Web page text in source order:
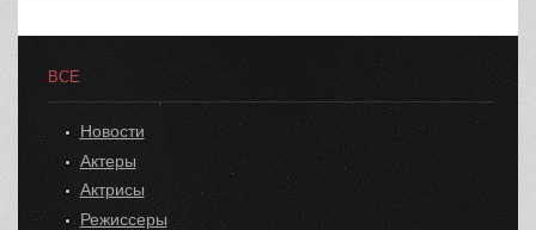
ВСЕ
Новости
Актеры
Актрисы
Режиссеры